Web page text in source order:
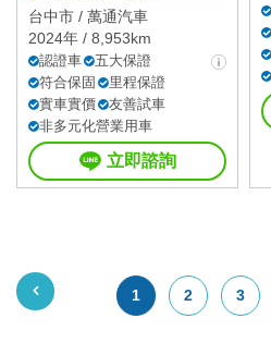
台中市 / 萬通汽車
2024年 / 8,953km
認證車
五大保證
符合保固
里程保證
實車實價
友善試車
非多元化營業用車
立即諮詢
1 2 3